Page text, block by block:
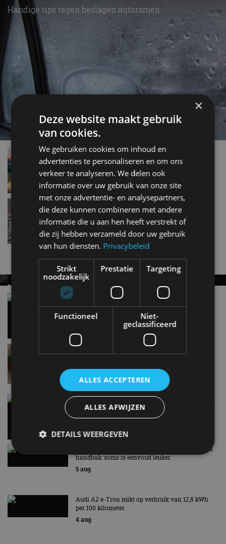
Handige tips tegen beslagen autoramen
Autorijden terwijl het regent? 10 slimme tips
mei 2019
Zes gouden regels voor het besparen van
brandstof
jan 2019
Nieuwste berichten
MET KORTING NAAR EV EXPERIENCE 2026?
AUTORAI REGELT HET!
EV Experience 2026 van 24 tot 26 september
Vergelijking: BMW iX3 vs Volvo EX60 – Welke
moet je hebben?
28 mei
Lamborghini Revuelto eert 60 jaar Miura met
speciale editie
9:33
Carbon fibre op je laadkabel: nergens voor nodig,
en precies daarom geweldig
5 aug
Hennessey Blackbird krijgt atmosferische V8 en
handbak: soms is eenvoud leuker
5 aug
Audi A2 e-Tron mikt op verbruik van 12,8 kWh
per 100 kilometer
4 aug
×
Deze website maakt gebruik
van cookies.
We gebruiken cookies om inhoud en
advertenties te personaliseren en om ons
verkeer te analyseren. We delen ook
informatie over uw gebruik van onze site
met onze advertentie- en analysepartners,
die deze kunnen combineren met andere
informatie die u aan hen heeft verstrekt of
die zij hebben verzameld door uw gebruik
van hun diensten. Privacybeleid
Strikt
noodzakelijk
Prestatie Targeting
Functioneel
Niet-
geclassificeerd
ALLES ACCEPTEREN
ALLES AFWIJZEN
DETAILS WEERGEVEN
Strikt noodzakelijk
Strikt noodzakelijke cookies maken de
kernfunctionaliteiten van de website mogelijk, zoals
gebruikersaanmelding en accountbeheer. De